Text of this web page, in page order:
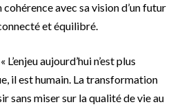
cohérence avec sa vision d’un futur
et équilibré.
aujourd’hui n’est plus
il est humain. La transformation
sans miser sur la qualité de vie au